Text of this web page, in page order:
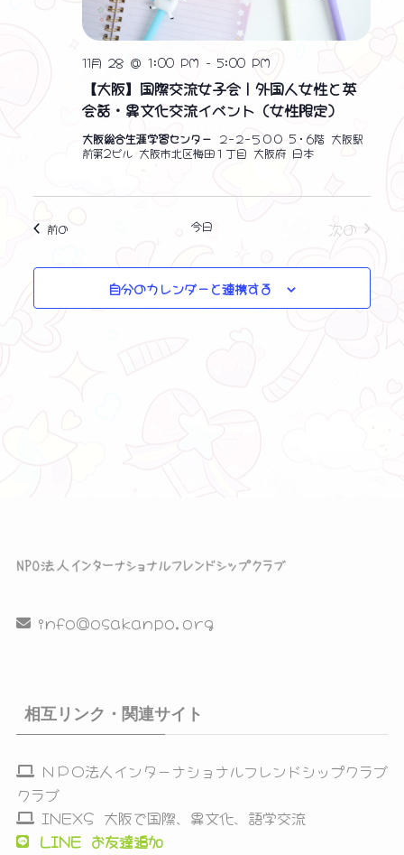
【大阪】国際交流女子会｜外国人女性と英
会話・異文化交流イベント（女性限定）
11月 28 @ 1:00 PM -5:00 PM
大阪総合生涯学習センター ２−２−５００ 5・6階 大阪駅
前第2ビル 大阪市北区梅田１丁目 大阪府 日本
前の 今日 次のイベン
自分のカレンダーと連携する
info@osakanpo.org
相互リンク・関連サイト
ＮＰＯ法人インターナショナルフレンドシップクラブ
クラブ
INEXS 大阪で国際、異文化、語学交流
LINE お友達追加